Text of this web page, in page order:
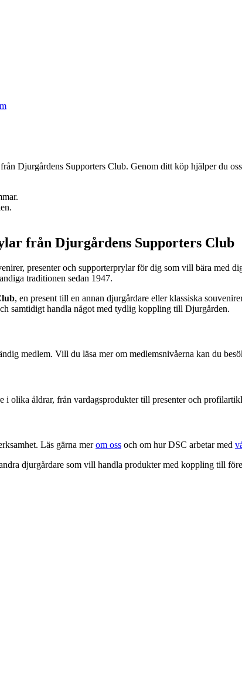
Djurgårdens Supporters Club. Genom ditt köp hjälper du
från Djurgårdens Supporters Club
presenter och supporterprylar för dig som vill bära med
traditionen sedan 1947.
, en present till en annan djurgårdare eller klassiska
samtidigt handla något med tydlig koppling till Djurgården.
medlem. Vill du läsa mer om medlemsnivåerna kan du
i olika åldrar, från vardagsprodukter till presenter och
Läs gärna merom oss och om hur DSC arbetar med
djurgårdare som vill handla produkter med koppling till